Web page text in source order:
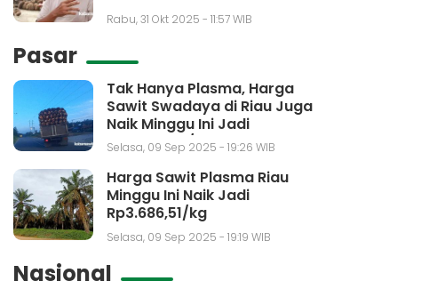
Rabu, 31 Okt 2025 - 11:57 WIB
Pasar
Tak Hanya Plasma, Harga
Sawit Swadaya di Riau Juga
Naik Minggu Ini Jadi
Rp3.650,30/kg
Selasa, 09 Sep 2025 - 19:26 WIB
Harga Sawit Plasma Riau
Minggu Ini Naik Jadi
Rp3.686,51/kg
Selasa, 09 Sep 2025 - 19:19 WIB
Nasional